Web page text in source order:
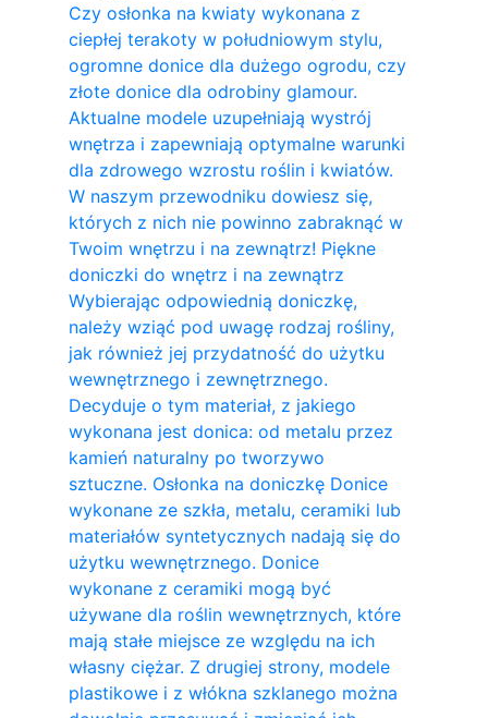
Czy osłonka na kwiaty wykonana z
ciepłej terakoty w południowym stylu,
ogromne donice dla dużego ogrodu, czy
złote donice dla odrobiny glamour.
Aktualne modele uzupełniają wystrój
wnętrza i zapewniają optymalne warunki
dla zdrowego wzrostu roślin i kwiatów.
W naszym przewodniku dowiesz się,
których z nich nie powinno zabraknąć w
Twoim wnętrzu i na zewnątrz! Piękne
doniczki do wnętrz i na zewnątrz
Wybierając odpowiednią doniczkę,
należy wziąć pod uwagę rodzaj rośliny,
jak również jej przydatność do użytku
wewnętrznego i zewnętrznego.
Decyduje o tym materiał, z jakiego
wykonana jest donica: od metalu przez
kamień naturalny po tworzywo
sztuczne. Osłonka na doniczkę Donice
wykonane ze szkła, metalu, ceramiki lub
materiałów syntetycznych nadają się do
użytku wewnętrznego. Donice
wykonane z ceramiki mogą być
używane dla roślin wewnętrznych, które
mają stałe miejsce ze względu na ich
własny ciężar. Z drugiej strony, modele
plastikowe i z włókna szklanego można